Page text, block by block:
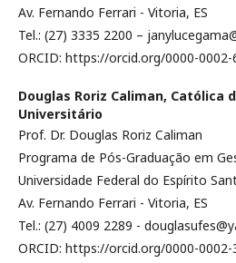
Av. Fernando Ferrari - Vitoria, ES
Tel.: (27) 3335 2200 –
ORCID: https://orcid.org/0000-0002-
Douglas Roriz Caliman, Católica
Universitário
Prof. Dr. Douglas Roriz Caliman
Programa de Pós-Graduação em
Universidade Federal do Espírito
Av. Fernando Ferrari - Vitoria, ES
Tel.: (27) 4009 2289 -
ORCID: https://orcid.org/0000-0002-